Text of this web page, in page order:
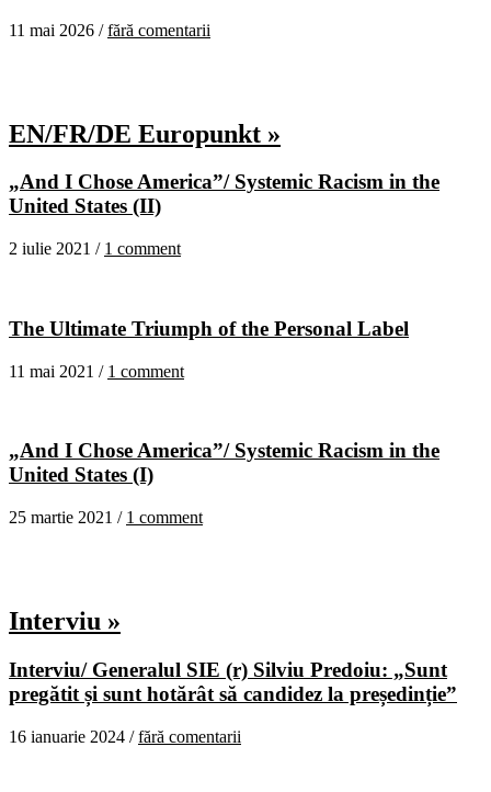
11 mai 2026 /fără comentarii
EN/FR/DE Europunkt »
„And I Chose America”/ Systemic Racism in the
United States (II)
2 iulie 2021 / 1 comment
The Ultimate Triumph of the Personal Label
11 mai 2021 / 1 comment
„And I Chose America”/ Systemic Racism in the
United States (I)
25 martie 2021 / 1 comment
Interviu »
Interviu/ Generalul SIE (r) Silviu Predoiu: „Sunt
pregătit și sunt hotărât să candidez la președinție”
16 ianuarie 2024 /fără comentarii